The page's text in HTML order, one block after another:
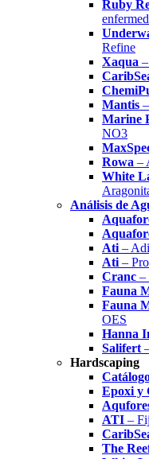
Ruby
Refine
Xaqua
Mantis
Marine
NO3
Rowa –
White
Análisis de
Ati –
Ati –
Cranc –
Fauna
Fauna
OES
Hanna
Salifert
Hardscaping
Epoxi y
ATI –
The